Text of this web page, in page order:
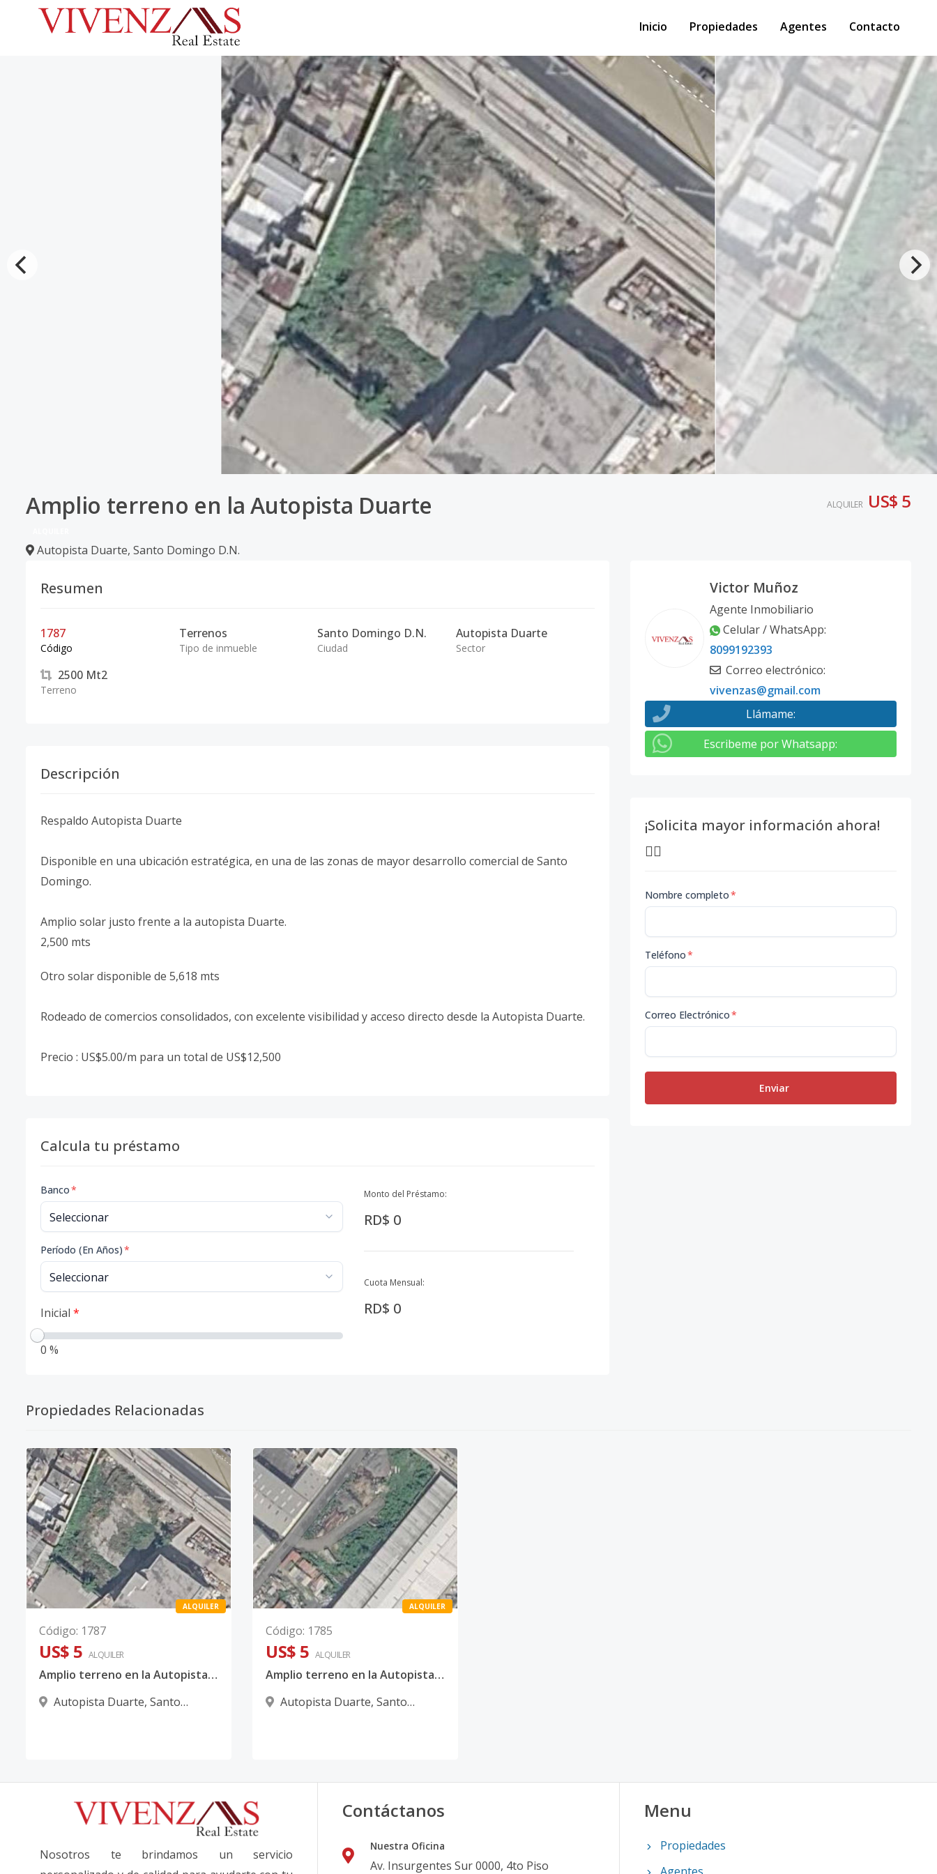
Inicio Propiedades Agentes Contacto
Amplio terreno en la Autopista Duarte
Autopista Duarte, Santo Domingo D.N.
ALQUILER US$ 5
Resumen
1787
Código
Terrenos
Tipo de inmueble
Santo Domingo D.N.
Ciudad
Autopista Duarte
Sector
2500 Mt2
Terreno
Descripción
Respaldo Autopista Duarte
Disponible en una ubicación estratégica, en una de las zonas de mayor desarrollo comercial de Santo
Domingo.
Amplio solar justo frente a la autopista Duarte.
2,500 mts
Otro solar disponible de 5,618 mts
Rodeado de comercios consolidados, con excelente visibilidad y acceso directo desde la Autopista Duarte.
Precio : US$5.00/m para un total de US$12,500
Calcula tu préstamo
Banco*
Período (En Años)*
Inicial *
0 %
Monto del Préstamo:
RD$ 0
Cuota Mensual:
RD$ 0
Victor Muñoz
Agente Inmobiliario
Celular / WhatsApp:
8099192393
Correo electrónico:
vivenzas@gmail.com
Llámame:
Escribeme por Whatsapp:
¡Solicita mayor información ahora!
👇🏽
Nombre completo*
Teléfono*
Correo Electrónico*
Enviar
Propiedades Relacionadas
ALQUILER
Código: 1787
US$ 5 ALQUILER
Amplio terreno en la Autopista Duarte
Autopista Duarte, Santo
ALQUILER
Código: 1785
US$ 5 ALQUILER
Amplio terreno en la Autopista Duarte
Autopista Duarte, Santo
Nosotros te brindamos un servicio
Contáctanos
Nuestra Oficina
Av. Insurgentes Sur 0000, 4to Piso
Menu
Propiedades